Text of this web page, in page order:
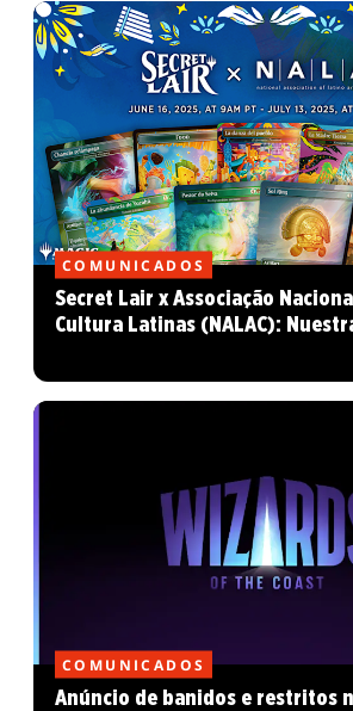
COMUNICADOS
Secret Lair x Associação
Cultura Latinas (NALAC):
COMUNICADOS
Anúncio de banidos e restritos